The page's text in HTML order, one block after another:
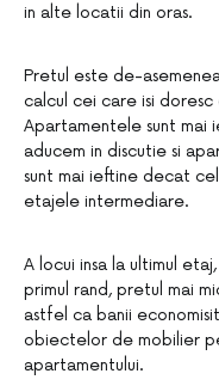
in alte locatii din oras.
Pretul este de-
calcul cei care isi
Apartamentele sunt mai
aducem in discutie si
sunt mai ieftine decat
etajele intermediare.
A locui insa la ultimul
primul rand, pretul mai
astfel ca banii
obiectelor de mobilier
apartamentului.